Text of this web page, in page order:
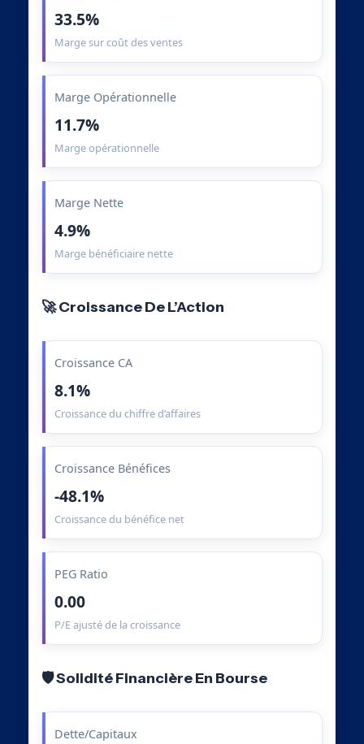
33.5%
Marge sur coût des ventes
Marge Opérationnelle
11.7%
Marge opérationnelle
Marge Nette
4.9%
Marge bénéficiaire nette
🚀 Croissance De L’Action
Croissance CA
8.1%
Croissance du chiffre d’affaires
Croissance Bénéfices
-48.1%
Croissance du bénéfice net
PEG Ratio
0.00
P/E ajusté de la croissance
🛡️ Solidité Financière En Bourse
Dette/Capitaux